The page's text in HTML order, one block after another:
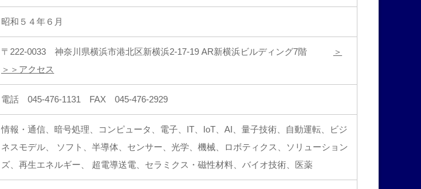
昭和５４年６月
〒222-0033 神奈川県横浜市港北区新横浜2-17-19 AR新横浜ビルディング7階
＞
＞＞アクセス
電話 045-476-1131 FAX 045-476-2929
情報・通信、暗号処理、コンピュータ、電子、IT、IoT、AI、量子技術、自動運転、ビジ
ネスモデル、 ソフト、半導体、センサー、光学、機械、ロボティクス、ソリューション
ズ、再生エネルギー、 超電導送電、セラミクス・磁性材料、バイオ技術、医薬